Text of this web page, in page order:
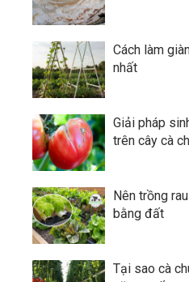
Cách làm
nhất
Giải pháp
trên cây cà
Nên trồng
bằng đất
Tại sao cà